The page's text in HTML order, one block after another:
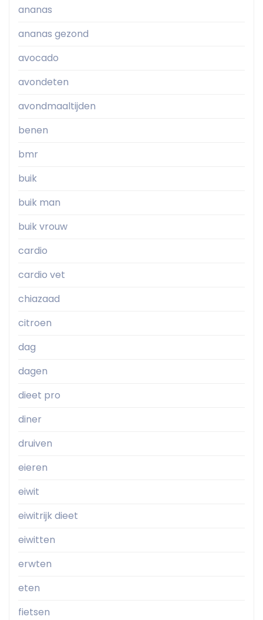
ananas
ananas gezond
avocado
avondeten
avondmaaltijden
benen
bmr
buik
buik man
buik vrouw
cardio
cardio vet
chiazaad
citroen
dag
dagen
dieet pro
diner
druiven
eieren
eiwit
eiwitrijk dieet
eiwitten
erwten
eten
fietsen